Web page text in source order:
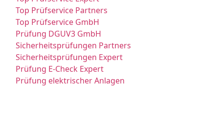
Top Prüfservice Partners
Top Prüfservice GmbH
Prüfung DGUV3 GmbH
Sicherheitsprüfungen Partners
Sicherheitsprüfungen Expert
Prüfung E-Check Expert
Prüfung elektrischer Anlagen